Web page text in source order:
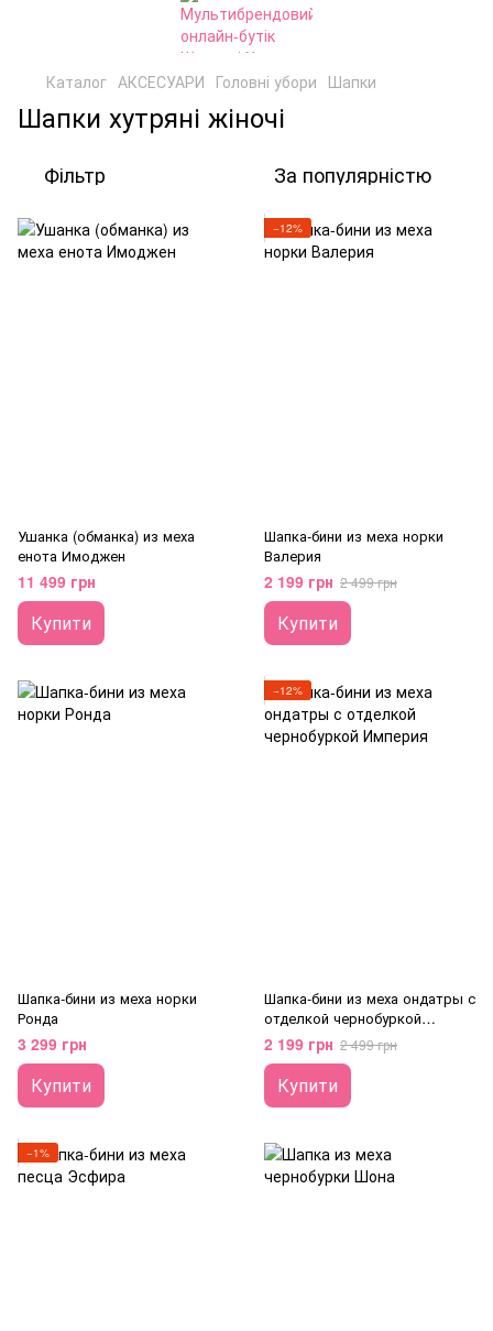
Каталог АКСЕСУАРИ Головні убори Шапки
Шапки хутряні жіночі
Фільтр За популярністю
Ушанка (обманка) из меха
енота Имоджен
11 499 грн
Купити
−12%
Шапка-бини из меха норки
Валерия
2 199 грн 2 499 грн
Купити
Шапка-бини из меха норки
Ронда
3 299 грн
Купити
−12%
Шапка-бини из меха ондатры с
отделкой чернобуркой
Империя
2 199 грн 2 499 грн
Купити
−1%